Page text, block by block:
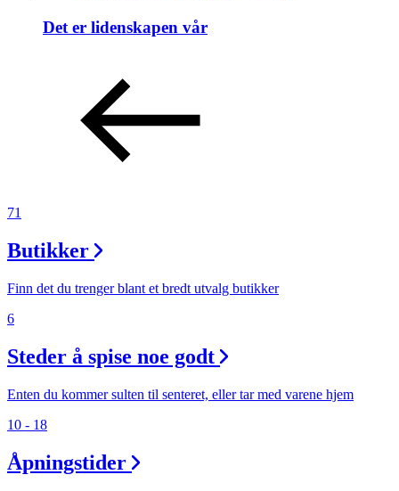
Det er lidenskapen vår
71
Butikker
Finn det du trenger blant et bredt utvalg butikker
6
Steder å spise noe godt
Enten du kommer sulten til senteret, eller tar med varene hjem
10 - 18
Åpningstider